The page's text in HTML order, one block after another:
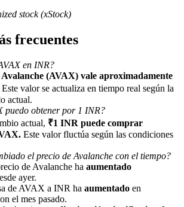
para recibir recompensas en efectivo
stock (xStock)
frecuentes
en INR?
Avalanche (AVAX) vale aproximadamente
Este valor se actualiza en tiempo real según la
actual.
puedo obtener por 1 INR?
actual, ₹1 INR puede comprar
Este valor fluctúa según las condiciones
el precio de Avalanche con el tiempo?
de Avalanche ha aumentado
ayer.
de AVAX a INR ha aumentado en
el mes pasado.